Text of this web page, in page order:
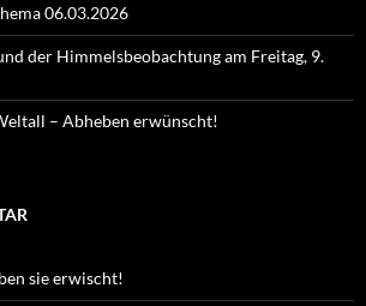
06.03.2026
der Himmelsbeobachtung am Freitag, 9.
– Abheben erwünscht!
sie erwischt!